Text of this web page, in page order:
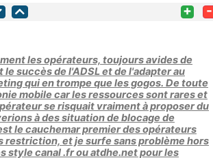
+ -
les opérateurs, toujours avides de
succès de l'ADSL et de l'adapter au
qui en trompe que les gogos. De toute
mobile car les ressources sont rares et
se risquait vraiment à proposer du
à des situation de blocage de
le cauchemar premier des opérateurs
restriction, et je surfe sans problème hors
style canal .fr ou atdhe.net pour les